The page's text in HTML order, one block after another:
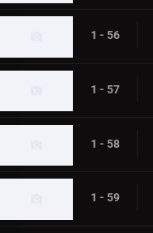
1 - 56
1 - 57
1 - 58
1 - 59